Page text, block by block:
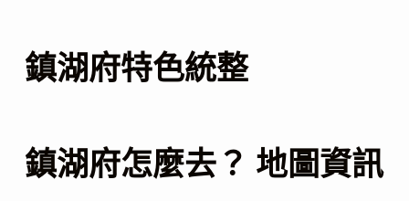
鎮湖府特色統整
鎮湖府怎麼去？ 地圖資訊